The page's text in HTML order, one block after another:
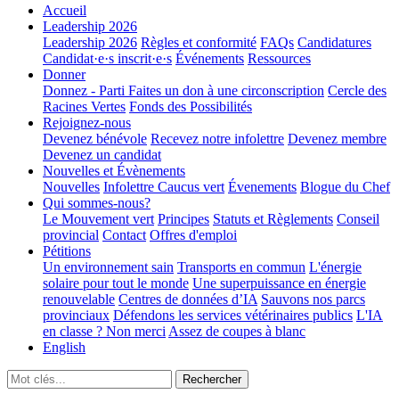
Accueil
Leadership 2026
Leadership 2026 Règles et conformité FAQs Candidatures
Candidat·e·s inscrit·e·s Événements Ressources
Donner
Donnez - Parti Faites un don à une circonscription Cercle des
Racines Vertes Fonds des Possibilités
Rejoignez-nous
Devenez bénévole Recevez notre infolettre Devenez membre
Devenez un candidat
Nouvelles et Évènements
Nouvelles Infolettre Caucus vert Évenements Blogue du Chef
Qui sommes-nous?
Le Mouvement vert Principes Statuts et Règlements Conseil
provincial Contact Offres d'emploi
Pétitions
Un environnement sain Transports en commun L'énergie
solaire pour tout le monde Une superpuissance en énergie
renouvelable Centres de données d’IA Sauvons nos parcs
provinciaux Défendons les services vétérinaires publics L'IA
en classe ? Non merci Assez de coupes à blanc
English